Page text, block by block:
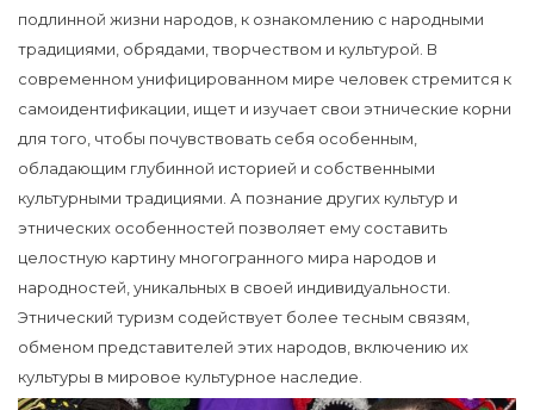
подлинной жизни народов, к ознакомлению с народными
традициями, обрядами, творчеством и культурой. В
современном унифицированном мире человек стремится к
самоидентификации, ищет и изучает свои этнические корни
для того, чтобы почувствовать себя особенным,
обладающим глубинной историей и собственными
культурными традициями. А познание других культур и
этнических особенностей позволяет ему составить
целостную картину многогранного мира народов и
народностей, уникальных в своей индивидуальности.
Этнический туризм содействует более тесным связям,
обменом представителей этих народов, включению их
культуры в мировое культурное наследие.